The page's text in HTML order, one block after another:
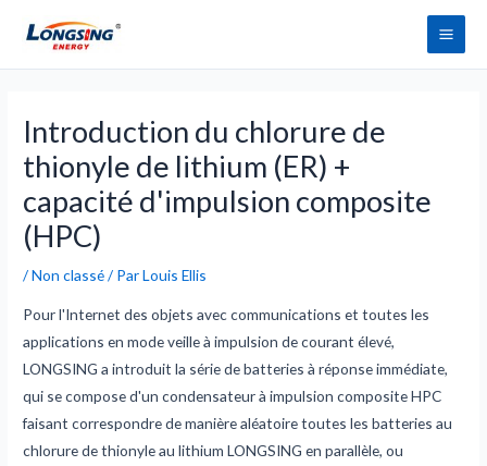
contenu
Introduction du chlorure de
thionyle de lithium (ER) +
capacité d'impulsion composite
(HPC)
/Non classé/ ParLouis Ellis
Pour l'Internet des objets avec communications et toutes les
applications en mode veille à impulsion de courant élevé,
LONGSING a introduit la série de batteries à réponse immédiate,
qui se compose d'un condensateur à impulsion composite HPC
faisant correspondre de manière aléatoire toutes les batteries au
chlorure de thionyle au lithium LONGSING en parallèle, ou
articles